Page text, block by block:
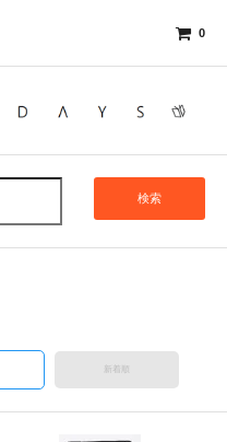
0
検索
新着順